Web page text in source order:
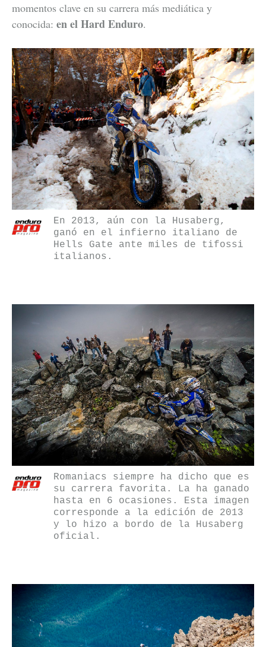
momentos clave en su carrera más mediática y
conocida: en el Hard Enduro.
En 2013, aún con la Husaberg,
ganó en el infierno italiano de
Hells Gate ante miles de tifossi
italianos.
Romaniacs siempre ha dicho que es
su carrera favorita. La ha ganado
hasta en 6 ocasiones. Esta imagen
corresponde a la edición de 2013
y lo hizo a bordo de la Husaberg
oficial.